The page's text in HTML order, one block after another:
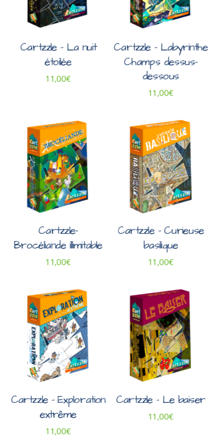
Cartzzle – La nuit
étoilée
11,00€
Cartzzle – Labyrinthe
Champs dessus-
dessous
11,00€
Cartzzle-
Brocéliande illimitable
11,00€
Cartzzle – Curieuse
basilique
11,00€
Cartzzle – Exploration
extrême
11,00€
Cartzzle – Le baiser
11,00€